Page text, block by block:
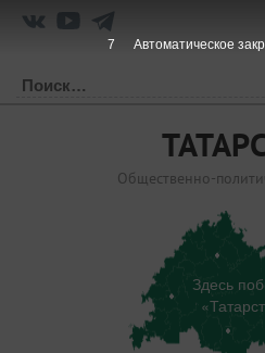
Общественно-
Здесь
7 Автоматическое